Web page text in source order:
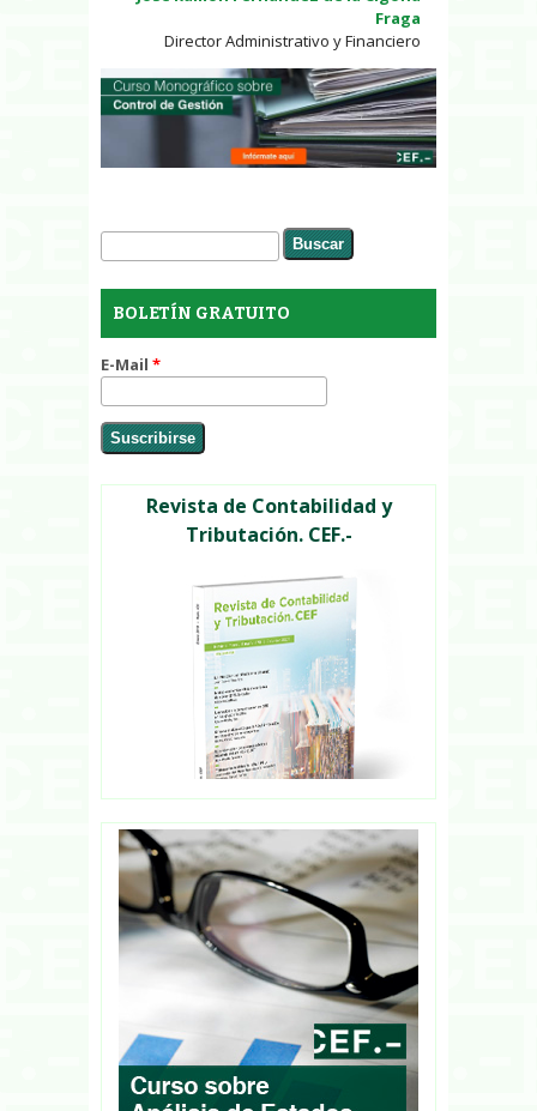
Fraga
Director Administrativo y Financiero
Formulario de búsqueda
Buscar
BOLETÍN GRATUITO
E-Mail *
Revista de Contabilidad y
Tributación. CEF.-